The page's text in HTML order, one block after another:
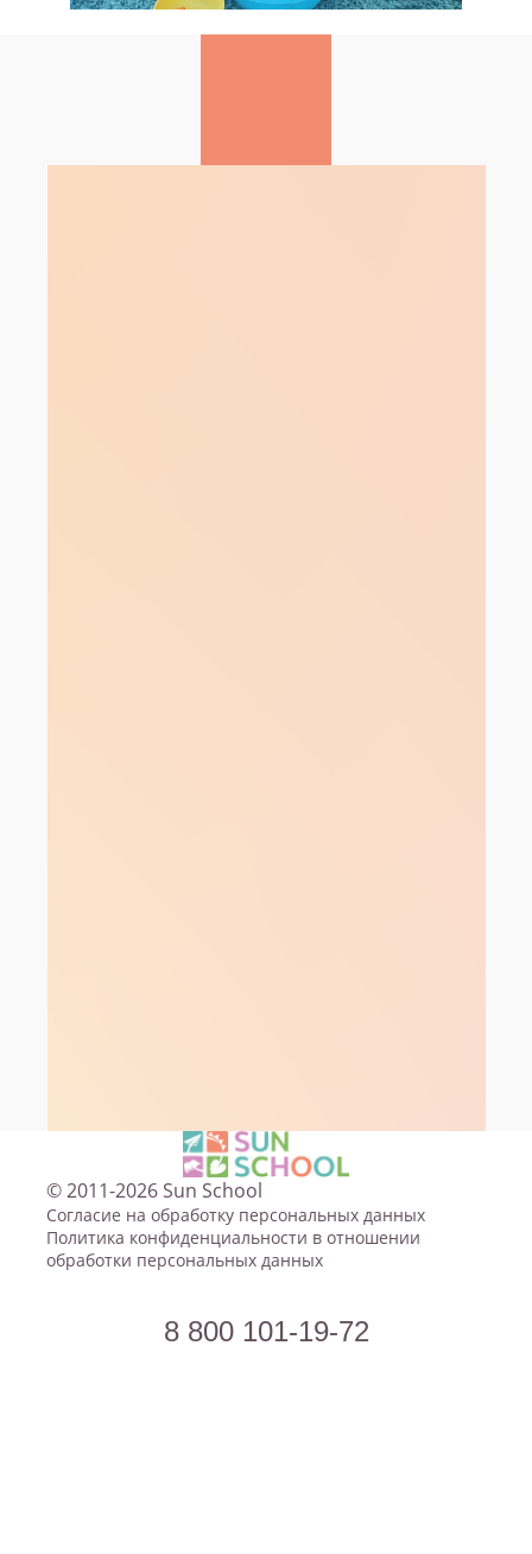
© 2011-2026 Sun School
Согласие на обработку персональных данных
Политика конфиденциальности в отношении
обработки персональных данных
8 800 101-19-72